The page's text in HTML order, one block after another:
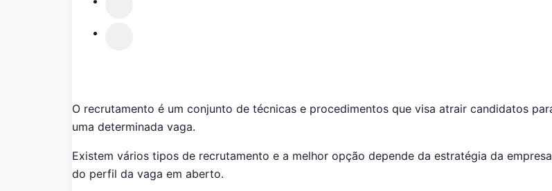
O recrutamento é um conjunto de técnicas e procedimentos que visa atrair candidatos
uma determinada vaga.
Existem vários tipos de recrutamento e a melhor opção depende da estratégia da
do perfil da vaga em aberto.